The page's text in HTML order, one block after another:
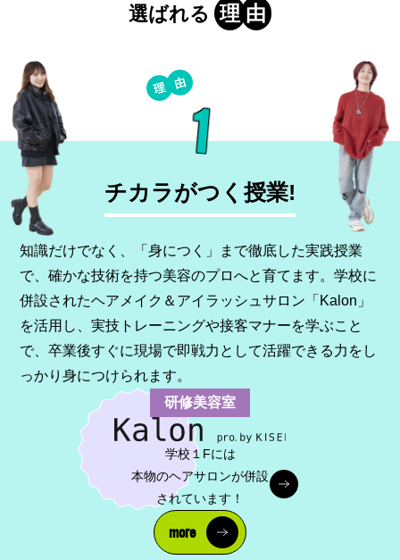
選ばれる 理 由
1
チカラがつく授業!
知識だけでなく、「身につく」まで徹底した実践授業
で、確かな技術を持つ美容のプロへと育てます。学校に
併設されたヘアメイク＆アイラッシュサロン「Kalon」
を活用し、実技トレーニングや接客マナーを学ぶこと
で、卒業後すぐに現場で即戦力として活躍できる力をし
っかり身につけられます。
研修美容室
学校１Fには
本物のヘアサロンが併設
されています！
more